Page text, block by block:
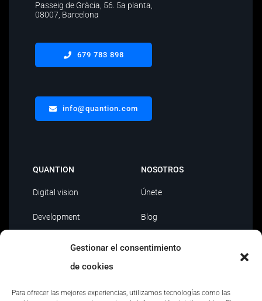
Gestionar el consentimiento
de cookies
Para ofrecer las mejores experiencias, utilizamos tecnologías como las
Passeig de Gràcia, 56. 5a planta
08007, Barcelona
679 783 898
info@quantion.com
QUANTION
Digital vision
Development
Outsourcing IT
NOSOTROS
Únete
Blog